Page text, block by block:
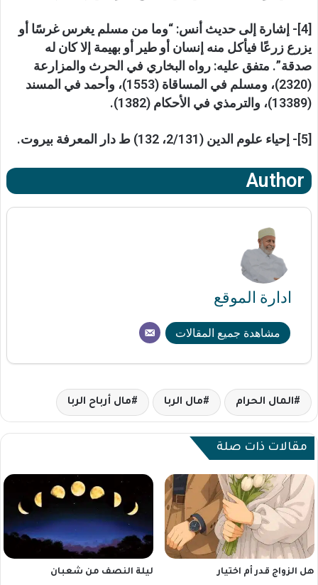
[4]- إشارة إلى حديث أنس: “وما من مسلم يغرس غرسًا أو
يزرع زرعًا فيأكل منه إنسان أو طير أو بهيمة إلا كان له
صدقة”. متفق عليه: رواه البخاري في الحرث والمزارعة
(2320)، ومسلم في المساقاة (1553)، وأحمد في المسند
(13389)، والترمذي في الأحكام (1382).
[5]- إحياء علوم الدين (2/131، 132) ط دار المعرفة بيروت.
Author
ادارة الموقع
مشاهدة جميع المقالات
المال الحرام مال الربا مال أرباح الربا
مقالات ذات صلة
هل الزواج قدر أم اختيار ليلة النصف من شعبان